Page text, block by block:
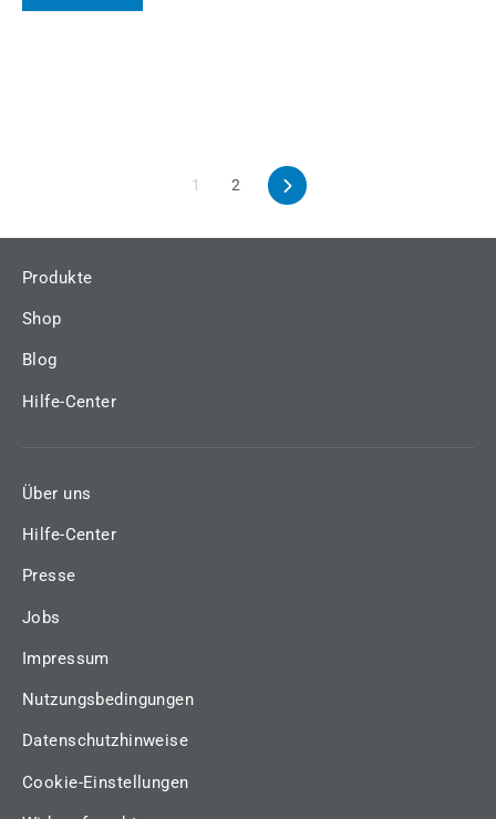
1 2 Vorwärts
Produkte
Shop
Blog
Hilfe-Center
Über uns
Hilfe-Center
Presse
Jobs
Impressum
Nutzungsbedingungen
Datenschutzhinweise
Cookie-Einstellungen